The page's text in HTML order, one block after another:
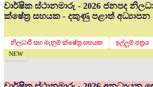
වාර්ෂික ස්ථානමාරු - 2026 ජනපද
ක්ෂේත්‍ර සහයක - දකුණු පළාත් අධ්‍යාපන
නිලධාරි සහ මැනුම් ක්ෂේත්‍ර සහයක ඉල්ලුම් පත්‍රය
NEW